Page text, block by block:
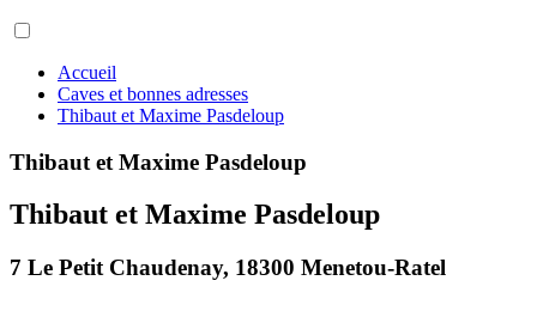
Accueil
Caves et bonnes adresses
Thibaut et Maxime Pasdeloup
Thibaut et Maxime Pasdeloup
Thibaut et Maxime Pasdeloup
7 Le Petit Chaudenay, 18300 Menetou-Ratel